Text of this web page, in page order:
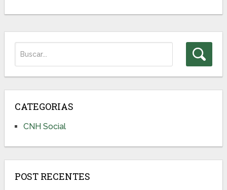
CATEGORIAS
CNH Social
POST RECENTES